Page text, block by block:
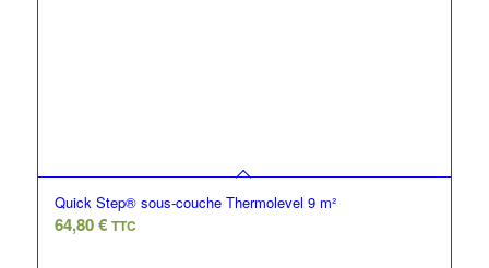
Quick Step® sous-couche Thermolevel 9 m²
64,80€ TTC